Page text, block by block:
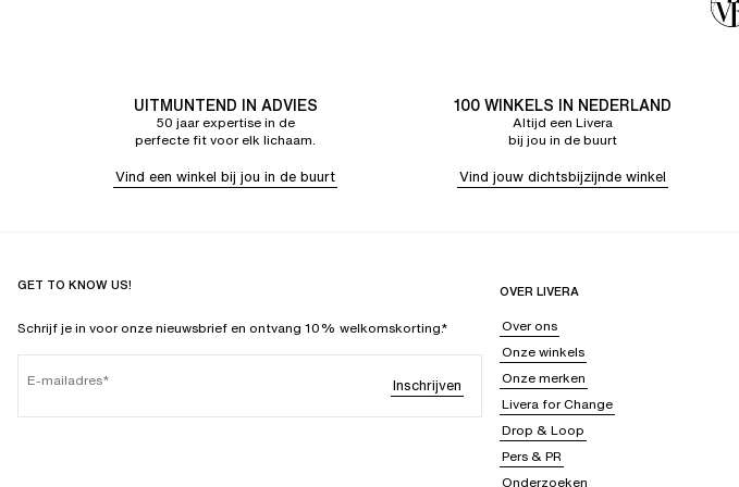
UITMUNTEND IN ADVIES
50 jaar expertise in de
perfecte fit voor elk lichaam.
Vind een winkel bij jou in de buurt
100 WINKELS IN NEDERLAND
Altijd een Livera
bij jou in de buurt
Vind jouw dichtsbijzijnde winkel
GET TO KNOW US!
Schrijf je in voor onze nieuwsbrief en ontvang 10% welkomskorting.*
E-mailadres Inschrijven
OVER LIVERA
Over ons
Onze winkels
Onze merken
Livera for Change
Drop & Loop
Pers & PR
Onderzoeken